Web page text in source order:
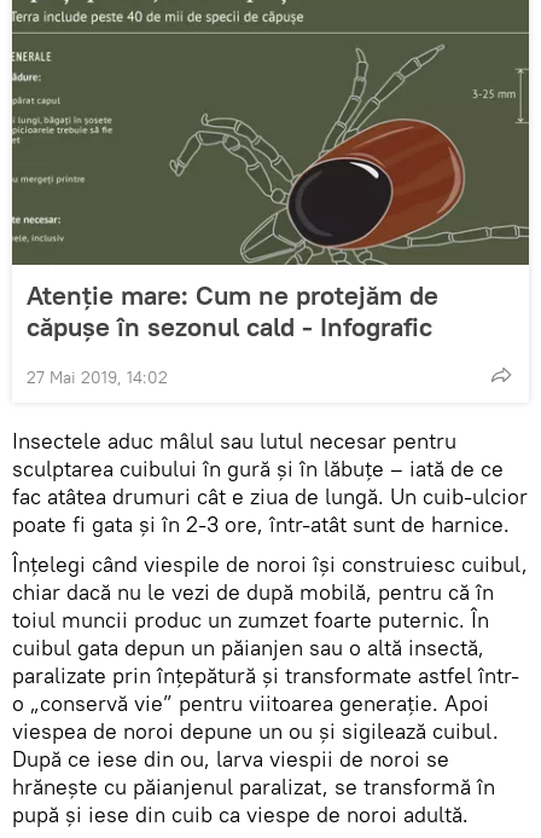
Atenție mare: Cum ne protejăm de
căpușe în sezonul cald - Infografic
27 Mai 2019, 14:02
Insectele aduc mâlul sau lutul necesar pentru
sculptarea cuibului în gură și în lăbuțe – iată de ce
fac atâtea drumuri cât e ziua de lungă. Un cuib-ulcior
poate fi gata și în 2-3 ore, într-atât sunt de harnice.
Înțelegi când viespile de noroi își construiesc cuibul,
chiar dacă nu le vezi de după mobilă, pentru că în
toiul muncii produc un zumzet foarte puternic. În
cuibul gata depun un păianjen sau o altă insectă,
paralizate prin înțepătură și transformate astfel într-
o „conservă vie” pentru viitoarea generație. Apoi
viespea de noroi depune un ou și sigilează cuibul.
După ce iese din ou, larva viespii de noroi se
hrănește cu păianjenul paralizat, se transformă în
pupă și iese din cuib ca viespe de noroi adultă.